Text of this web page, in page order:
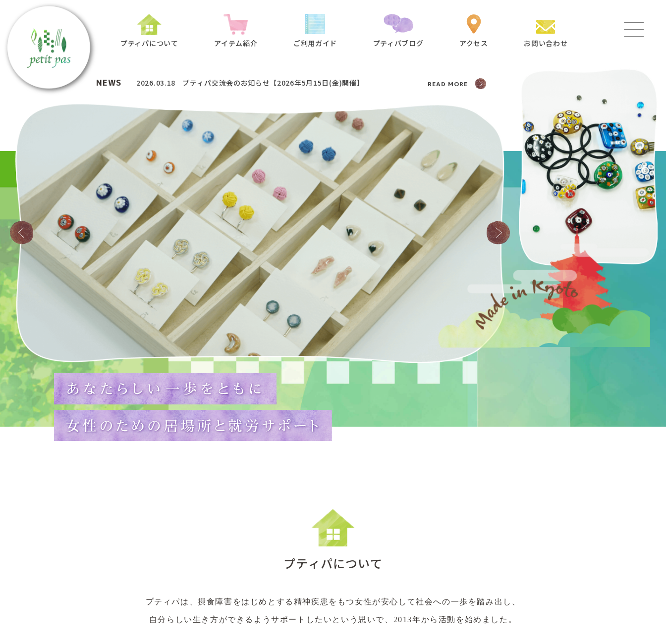
プティパについて アイテム紹介 ご利用ガイド プティパブログ アクセス お問い合わせ
NEWS READ MORE
2026.03.18 プティパ交流会のお知らせ【2026年5月15日(金)開催】
プティパについて
プティパは、摂食障害をはじめとする精神疾患をもつ女性が安心して社会への一歩を踏み出し、
自分らしい生き方ができるようサポートしたいという思いで、2013年から活動を始めました。